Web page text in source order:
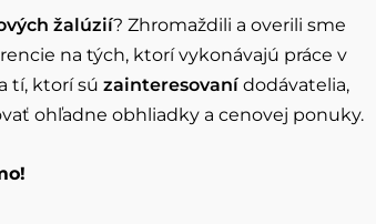
​​žalúzií? Zhromaždili a overili sme
na tých, ktorí vykonávajú práce v
a tí, ktorí súzainteresovaní dodávatelia,
ohľadne obhliadky a cenovej ponuky.